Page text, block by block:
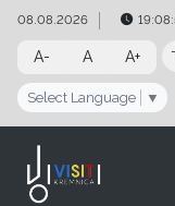
Preskočiť na obsah
Preskočiť na hlavné
08.08.2026
A- A A+
Select Language ▼